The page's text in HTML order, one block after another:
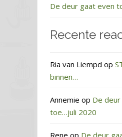
De deur gaat even
Recente
Ria van Liempd op
binnen…
Annemie op De
toe…juli 2020